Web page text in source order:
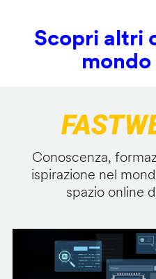
Scopri altri
Conoscenza,
ispirazione nel
spazio online